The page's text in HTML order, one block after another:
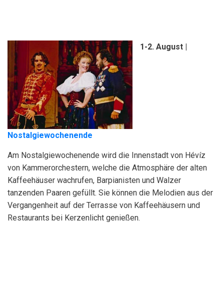
1-2. August |
Nostalgiewochenende
Am Nostalgiewochenende wird die Innenstadt von Hévíz
von Kammerorchestern, welche die Atmosphäre der alten
Kaffeehäuser wachrufen, Barpianisten und Walzer
tanzenden Paaren gefüllt. Sie können die Melodien aus der
Vergangenheit auf der Terrasse von Kaffeehäusern und
Restaurants bei Kerzenlicht genießen.